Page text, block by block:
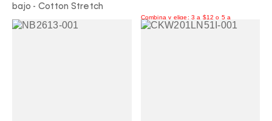
bajo - Cotton Stretch